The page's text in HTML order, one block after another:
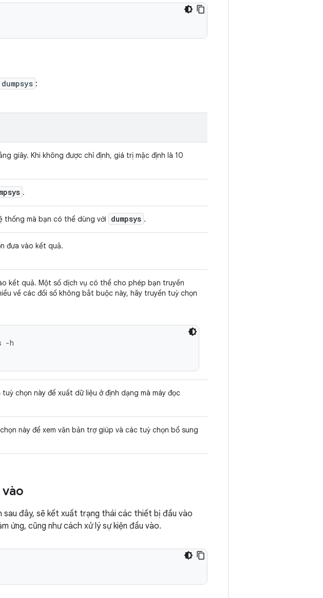
dumpsys :
giây. Khi không được chỉ định, giá trị mặc định là 10
.
thống mà bạn có thể dùng với dumpsys .
đưa vào kết quả.
kết quả. Một số dịch vụ có thể cho phép bạn truyền
về các đối số không bắt buộc này, hãy truyền tuỳ chọn
-h
chọn này để xuất dữ liệu ở định dạng mà máy đọc
này để xem văn bản trợ giúp và các tuỳ chọn bổ sung
sau đây, sẽ kết xuất trạng thái các thiết bị đầu vào
ứng, cũng như cách xử lý sự kiện đầu vào.